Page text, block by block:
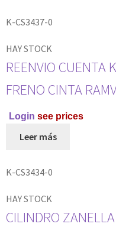
K-CS3437-0
K-CS3434-0
HAY STOCK
REENVIO CUENTA
FRENO CINTA
Login see prices
Leer más
HAY STOCK
CILINDRO